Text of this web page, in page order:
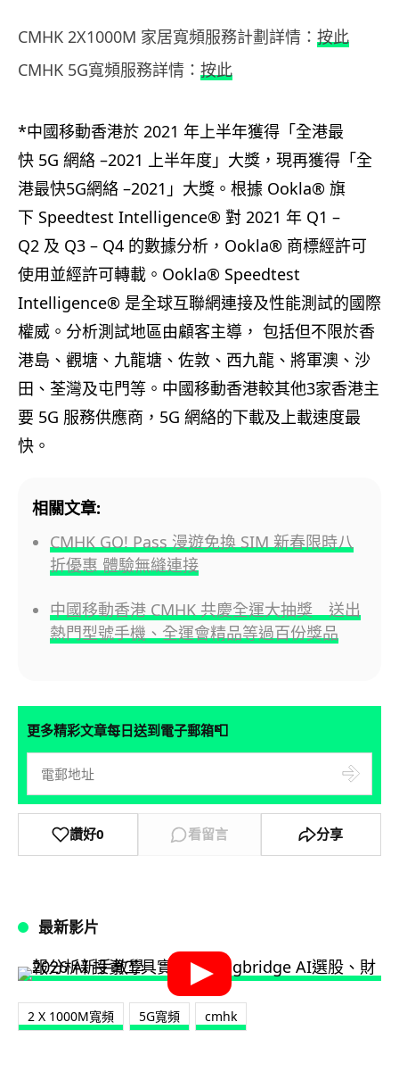
CMHK 2X1000M 家居寬頻服務計劃詳情： 按此
CMHK 5G寬頻服務詳情： 按此
*中國移動香港於 2021 年上半年獲得「全港最
快 5G 網絡 –2021 上半年度」大獎，現再獲得「全
港最快5G網絡 –2021」大獎。根據 Ookla® 旗
下 Speedtest Intelligence® 對 2021 年 Q1 –
Q2 及 Q3 – Q4 的數據分析， Ookla® 商標經許可
使用並經許可轉載。 Ookla® Speedtest
Intelligence® 是全球互聯網連接及性能測試的國際
權威。分析測試地區由顧客主導， 包括但不限於香
港島、觀塘、九龍塘、佐敦、西九龍、將軍澳、沙
田、荃灣及屯門等。中國移動香港較其他3家香港主
要 5G 服務供應商， 5G 網絡的下載及上載速度最
快。
相關文章:
CMHK GO! Pass 漫遊免換 SIM 新春限時八
折優惠 體驗無縫連接
中國移動香港 CMHK 共慶全運大抽獎 送出
熱門型號手機、全運會精品等過百份獎品
更多精彩文章每日送到電子郵箱📮
讚好0 看留言 分享
最新影片
2 X 1000M寬頻 5G寬頻 cmhk